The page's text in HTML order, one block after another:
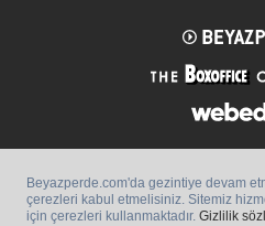
Beyazperde.com'da gezintiye devam
çerezleri kabul etmelisiniz. Sitemiz
için çerezleri kullanmaktadır. Gizlilik